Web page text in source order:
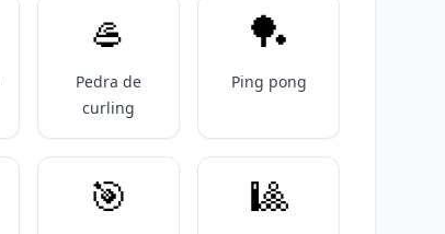
🥌
Pedra de
curling
🏓
Ping pong
🎯 🎱